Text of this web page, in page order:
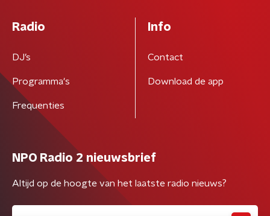
Radio
DJ’s
Programma's
Frequenties
Info
Contact
Download de app
NPO Radio 2 nieuwsbrief
Altijd op de hoogte van het laatste radio nieuws?